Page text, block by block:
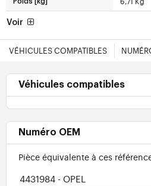
Voir
VÉHICULES COMPATIBLES
Véhicules compatibles
Numéro OEM
Pièce équivalente à ces
4431984 - OPEL